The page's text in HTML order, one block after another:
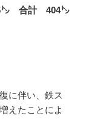
㌧ 合計 404㌧
に伴い、鉄ス
えたことによ